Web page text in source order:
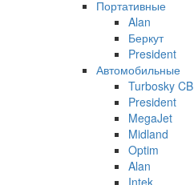
Портативные
Alan
Беркут
President
Автомобильные
Turbosky CB
President
MegaJet
Midland
Optim
Alan
Intek